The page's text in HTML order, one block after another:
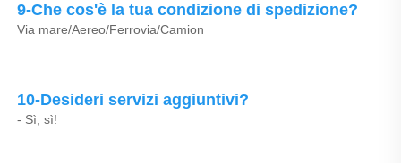
9-Che cos'è la tua condizione di spedizione?
Via mare/Aereo/Ferrovia/Camion
10-Desideri servizi aggiuntivi?
- Sì, sì!